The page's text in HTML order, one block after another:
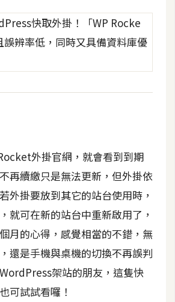
外掛官網，就會看到到期
再續繳只是無法更新，但外掛依
外掛要放到其它的站台使用時，
就可在新的站台中重新啟用了，
月的心得，感覺相當的不錯，無
還是手機與桌機的切換不再誤判
架站的朋友，這隻快
可試試看囉！